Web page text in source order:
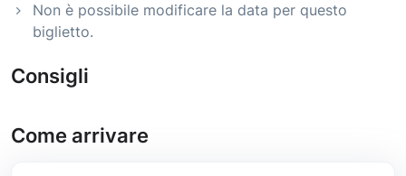
Non è possibile modificare la data per questo
biglietto.
Consigli
Come arrivare